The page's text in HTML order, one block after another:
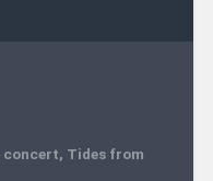
concert, Tides from